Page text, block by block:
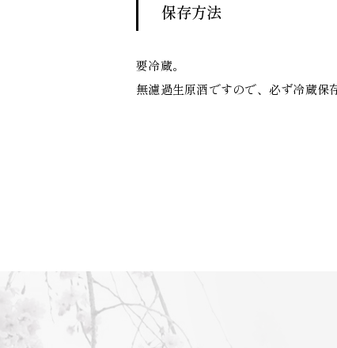
保存方法
要冷蔵。
無濾過生原酒ですので、必ず冷蔵保